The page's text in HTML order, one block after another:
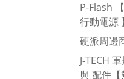
P-Flash
行動電源 】
硬派周邊
J-TECH
與 配件【